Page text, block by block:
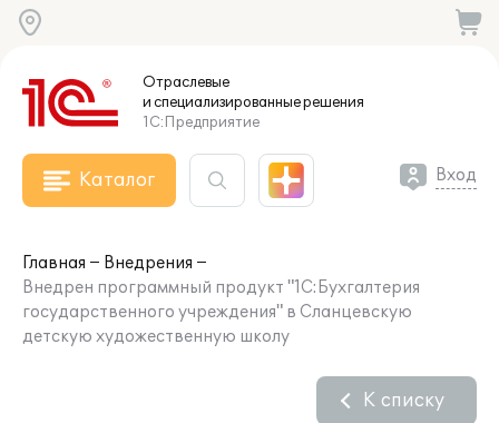
Отраслевые
и специализированныерешения
1С:Предприятие
Каталог Вход
Главная
Внедрения
Внедрен программный продукт "1С:Бухгалтерия
государственного учреждения" в Сланцевскую
детскую художественную школу
К списку